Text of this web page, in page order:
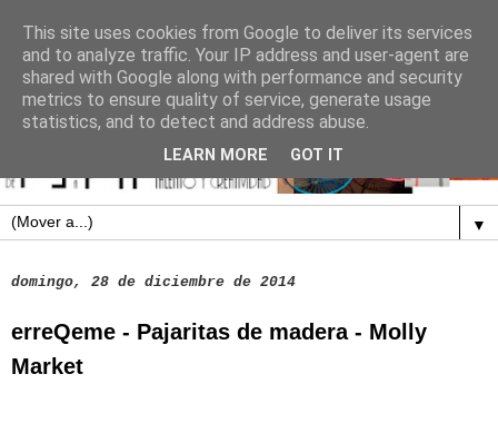
▼
domingo, 28 de diciembre de 2014
erreQeme - Pajaritas de madera - Molly
Market
This site uses cookies from Google to deliver its services
and to analyze traffic. Your IP address and user-agent are
shared with Google along with performance and security
metrics to ensure quality of service, generate usage
statistics, and to detect and address abuse.
LEARN MORE GOT IT